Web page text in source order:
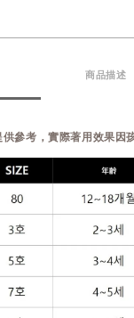
商品描述
參考，實際著用效果因